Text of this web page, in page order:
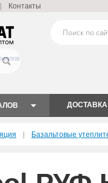
Контакты
ДОСТАВКА
| Базальтовые